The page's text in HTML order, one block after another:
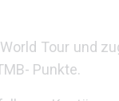
Tour und
Punkte.